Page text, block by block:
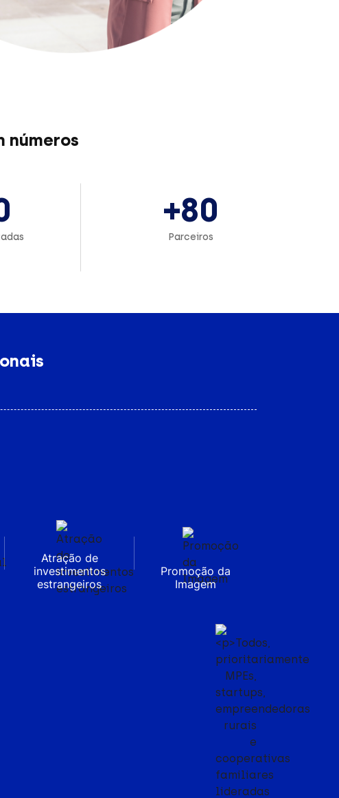
números
+80
Parceiros
Atração de
investimentos
estrangeiros
Promoção da
Imagem